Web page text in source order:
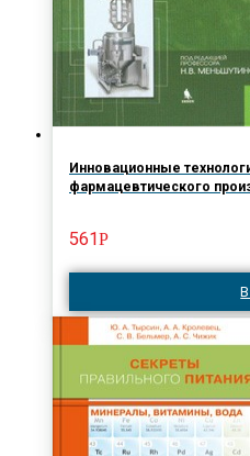
Инновационные
фармацевтического
561Р